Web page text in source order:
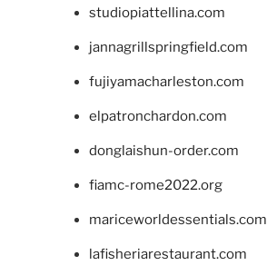
studiopiattellina.com
jannagrillspringfield.com
fujiyamacharleston.com
elpatronchardon.com
donglaishun-order.com
fiamc-rome2022.org
mariceworldessentials.com
lafisheriarestaurant.com